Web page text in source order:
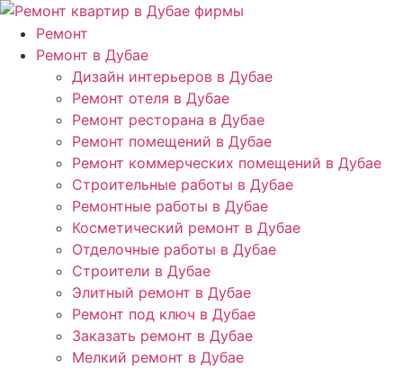
Ремонт
Ремонт в Дубае
Дизайн интерьеров в Дубае
Ремонт отеля в Дубае
Ремонт ресторана в Дубае
Ремонт помещений в Дубае
Ремонт коммерческих помещений в Дубае
Строительные работы в Дубае
Ремонтные работы в Дубае
Косметический ремонт в Дубае
Отделочные работы в Дубае
Строители в Дубае
Элитный ремонт в Дубае
Ремонт под ключ в Дубае
Заказать ремонт в Дубае
Мелкий ремонт в Дубае